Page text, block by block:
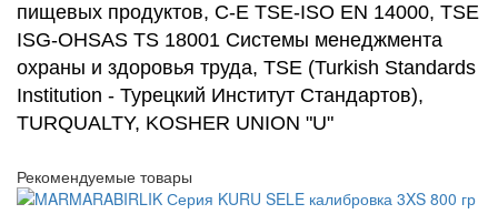
пищевых продуктов, C-E TSE-ISO EN 14000, TSE
ISG-OHSAS TS 18001 Системы менеджмента
охраны и здоровья труда, TSE (Turkish Standards
Institution - Турецкий Институт Стандартов),
TURQUALTY, KOSHER UNION "U"
Рекомендуемые товары